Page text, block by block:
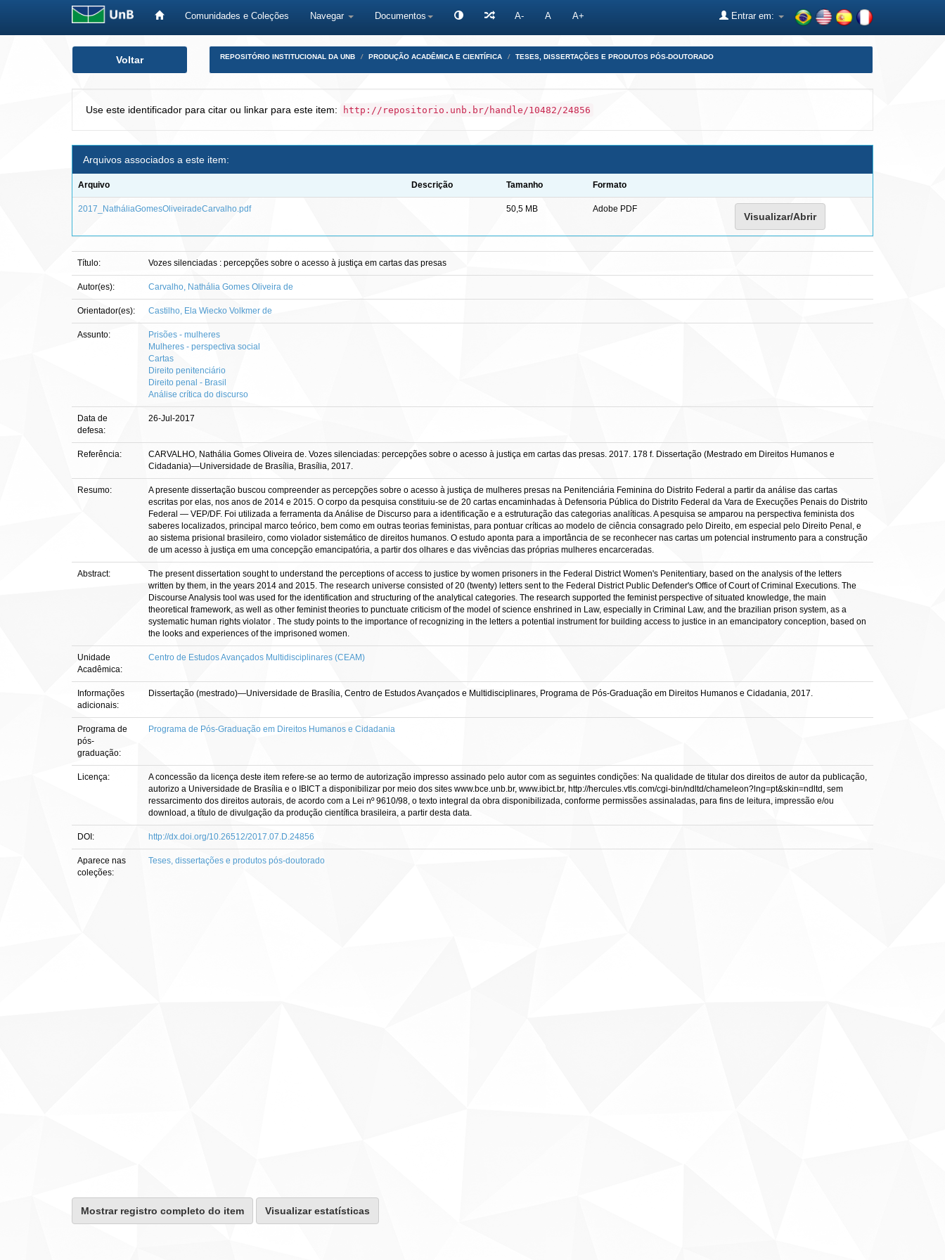
Comunidades e Coleções Navegar Documentos A- A A+ Entrar em:
Voltar REPOSITÓRIO INSTITUCIONAL DA UNB PRODUÇÃO ACADÊMICA E CIENTÍFICA TESES, DISSERTAÇÕES E PRODUTOS PÓS-DOUTORADO
Use este identificador para citar ou linkar para este item: http://repositorio.unb.br/handle/10482/24856
Arquivos associados a este item:
Arquivo Descrição Tamanho Formato
2017_NatháliaGomesOliveiradeCarvalho.pdf 50,5 MB Adobe PDF
Visualizar/Abrir
Título: Vozes silenciadas : percepções sobre o acesso à justiça em cartas das presas
Autor(es): Carvalho, Nathália Gomes Oliveira de
Orientador(es): Castilho, Ela Wiecko Volkmer de
Assunto:
Prisões - mulheres
Mulheres - perspectiva social
Cartas
Direito penitenciário
Direito penal - Brasil
Análise crítica do discurso
Data de
defesa:
26-Jul-2017
Referência:
CARVALHO, Nathália Gomes Oliveira de. Vozes silenciadas: percepções sobre o acesso à justiça em cartas das presas. 2017. 178 f. Dissertação (Mestrado em Direitos Humanos e
Cidadania)—Universidade de Brasília, Brasília, 2017.
Resumo:
A presente dissertação buscou compreender as percepções sobre o acesso à justiça de mulheres presas na Penitenciária Feminina do Distrito Federal a partir da análise das cartas
escritas por elas, nos anos de 2014 e 2015. O corpo da pesquisa constituiu-se de 20 cartas encaminhadas à Defensoria Pública do Distrito Federal da Vara de Execuções Penais do Distrito
Federal — VEP/DF. Foi utilizada a ferramenta da Análise de Discurso para a identificação e a estruturação das categorias analíticas. A pesquisa se amparou na perspectiva feminista dos
saberes localizados, principal marco teórico, bem como em outras teorias feministas, para pontuar críticas ao modelo de ciência consagrado pelo Direito, em especial pelo Direito Penal, e
ao sistema prisional brasileiro, como violador sistemático de direitos humanos. O estudo aponta para a importância de se reconhecer nas cartas um potencial instrumento para a construção
de um acesso à justiça em uma concepção emancipatória, a partir dos olhares e das vivências das próprias mulheres encarceradas.
Abstract:
The present dissertation sought to understand the perceptions of access to justice by women prisoners in the Federal District Women's Penitentiary, based on the analysis of the letters
written by them, in the years 2014 and 2015. The research universe consisted of 20 (twenty) letters sent to the Federal District Public Defender's Office of Court of Criminal Executions. The
Discourse Analysis tool was used for the identification and structuring of the analytical categories. The research supported the feminist perspective of situated knowledge, the main
theoretical framework, as well as other feminist theories to punctuate criticism of the model of science enshrined in Law, especially in Criminal Law, and the brazilian prison system, as a
systematic human rights violator . The study points to the importance of recognizing in the letters a potential instrument for building access to justice in an emancipatory conception, based on
the looks and experiences of the imprisoned women.
Unidade
Acadêmica:
Centro de Estudos Avançados Multidisciplinares (CEAM)
Informações
adicionais:
Dissertação (mestrado)—Universidade de Brasília, Centro de Estudos Avançados e Multidisciplinares, Programa de Pós-Graduação em Direitos Humanos e Cidadania, 2017.
Programa de
pós-
graduação:
Programa de Pós-Graduação em Direitos Humanos e Cidadania
Licença:
A concessão da licença deste item refere-se ao termo de autorização impresso assinado pelo autor com as seguintes condições: Na qualidade de titular dos direitos de autor da publicação,
autorizo a Universidade de Brasília e o IBICT a disponibilizar por meio dos sites www.bce.unb.br, www.ibict.br, http://hercules.vtls.com/cgi-bin/ndltd/chameleon?lng=pt&skin=ndltd, sem
ressarcimento dos direitos autorais, de acordo com a Lei nº 9610/98, o texto integral da obra disponibilizada, conforme permissões assinaladas, para fins de leitura, impressão e/ou
download, a título de divulgação da produção científica brasileira, a partir desta data.
DOI: http://dx.doi.org/10.26512/2017.07.D.24856
Aparece nas
coleções:
Teses, dissertações e produtos pós-doutorado
Mostrar registro completo do item Visualizar estatísticas